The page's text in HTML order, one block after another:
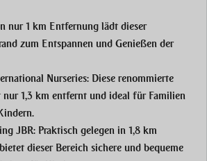
nur 1 km Entfernung lädt dieser
zum Entspannen und Genießen der
Nurseries: Diese renommierte
nur 1,3 km entfernt und ideal für Familien
JBR: Praktisch gelegen in 1,8 km
dieser Bereich sichere und bequeme